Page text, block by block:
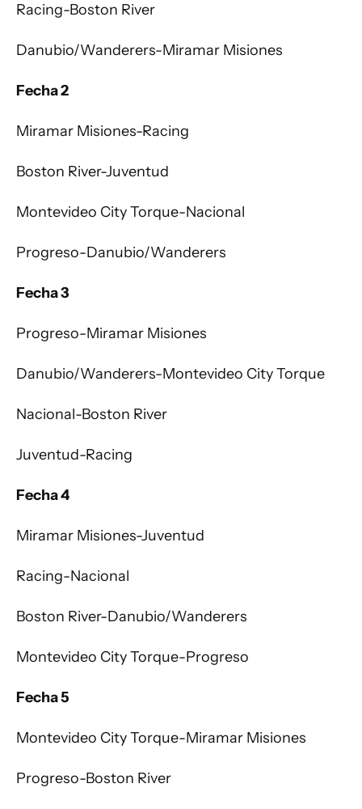
Racing-Boston River
Danubio/Wanderers-Miramar Misiones
Fecha 2
Miramar Misiones-Racing
Boston River-Juventud
Montevideo City Torque-Nacional
Progreso-Danubio/Wanderers
Fecha 3
Progreso-Miramar Misiones
Danubio/Wanderers-Montevideo City Torque
Nacional-Boston River
Juventud-Racing
Fecha 4
Miramar Misiones-Juventud
Racing-Nacional
Boston River-Danubio/Wanderers
Montevideo City Torque-Progreso
Fecha 5
Montevideo City Torque-Miramar Misiones
Progreso-Boston River